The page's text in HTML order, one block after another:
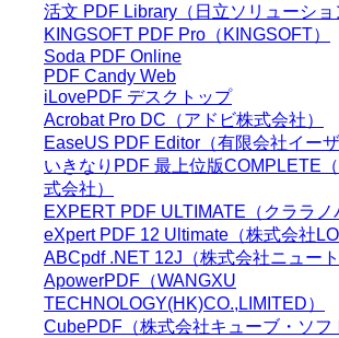
活文 PDF Library（日立ソリューショ
KINGSOFT PDF Pro（KINGSOFT）
Soda PDF Online
PDF Candy Web
iLovePDF デスクトップ
Acrobat Pro DC（アドビ株式会社）
EaseUS PDF Editor（有限会社イー
いきなりPDF 最上位版COMPLETE
式会社）
EXPERT PDF ULTIMATE（クララノ
eXpert PDF 12 Ultimate（株式会社
ABCpdf .NET 12J（株式会社ニュート
ApowerPDF（WANGXU
TECHNOLOGY(HK)CO.,LIMITED）
CubePDF（株式会社キューブ・ソフ